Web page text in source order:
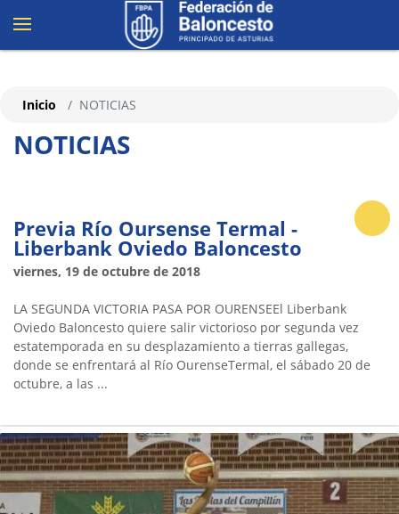
NOTICIAS
Inicio NOTICIAS
Previa Río Oursense Termal -
Liberbank Oviedo Baloncesto
viernes, 19 de octubre de 2018
LA SEGUNDA VICTORIA PASA POR OURENSEEl Liberbank
Oviedo Baloncesto quiere salir victorioso por segunda vez
estatemporada en su desplazamiento a tierras gallegas,
donde se enfrentará al Río OurenseTermal, el sábado 20 de
octubre, a las ...